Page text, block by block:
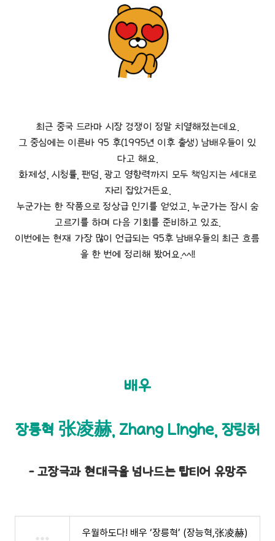
최근 중국 드라마 시장 경쟁이 정말 치열해졌는데요.
그 중심에는 이른바 95 후(1995년 이후 출생) 남배우들이 있
다고 해요.
화제성, 시청률, 팬덤, 광고 영향력까지 모두 책임지는 세대로
자리 잡았거든요.
누군가는 한 작품으로 정상급 인기를 얻었고, 누군가는 잠시 숨
고르기를 하며 다음 기회를 준비하고 있죠.
이번에는 현재 가장 많이 언급되는 95후 남배우들의 최근 흐름
을 한 번에 정리해 봤어요.^^!!
배우
장릉혁 张凌赫, Zhang Linghe, 장링허
- 고장극과 현대극을 넘나드는 탑티어 유망주
우월하도다! 배우 ‘장릉혁’ (장능혁,张凌赫)